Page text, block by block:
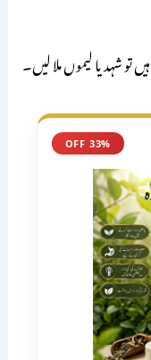
شہد یا لیموں ملا لیں۔